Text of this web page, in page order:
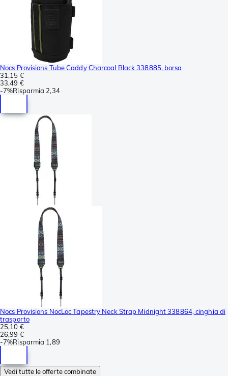
Nocs Provisions Tube Caddy Charcoal Black 338885, borsa
31,15 €
33,49 €
-7%Risparmia 2,34
Nocs Provisions NocLoc Tapestry Neck Strap Midnight 338864, cinghia di
trasporto
25,10 €
26,99 €
-7%Risparmia 1,89
Vedi tutte le offerte combinate